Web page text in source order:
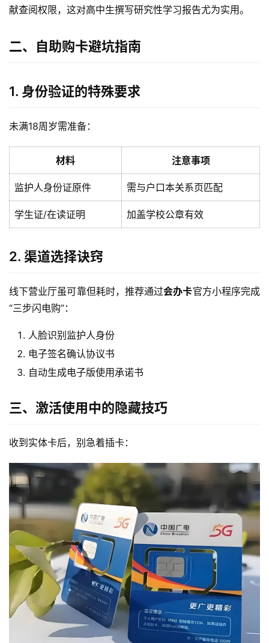
献查阅权限，这对高中生撰写研究性学习报告尤为实用。
二、自助购卡避坑指南
1. 身份验证的特殊要求
未满18周岁需准备：
材料 注意事项
监护人身份证原件 需与户口本关系页匹配
学生证/在读证明 加盖学校公章有效
2. 渠道选择诀窍
线下营业厅虽可靠但耗时，推荐通过会办卡官方小程序完成
“三步闪电购”：
人脸识别监护人身份
电子签名确认协议书
自动生成电子版使用承诺书
三、激活使用中的隐藏技巧
收到实体卡后，别急着插卡：